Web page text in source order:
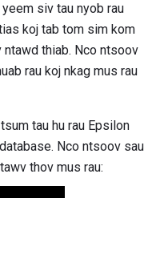
siv tau nyob rau
koj tab tom sim kom
ntawd thiab. Nco ntsoov
rau koj nkag mus rau
tau hu rau Epsilon
Nco ntsoov sau
thov mus rau: